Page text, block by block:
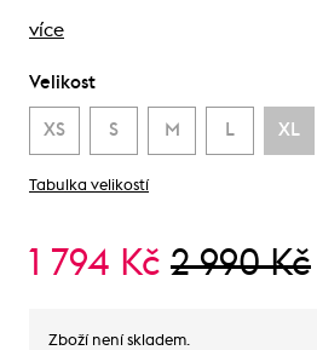
více
Velikost
XS S M L XL
Tabulka velikostí
1 794 Kč 2 990 Kč
Zboží není skladem.